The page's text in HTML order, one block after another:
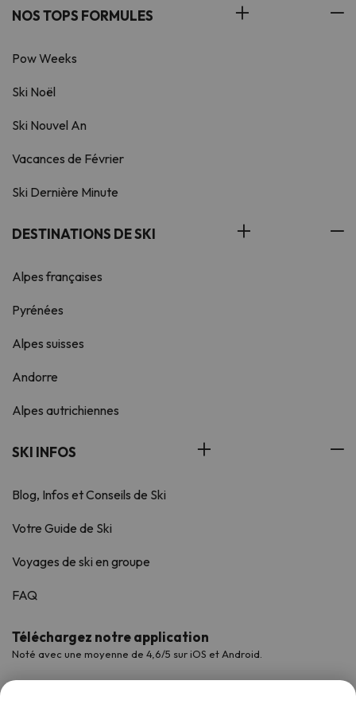
NOS TOPS FORMULES
Pow Weeks
Ski Noël
Ski Nouvel An
Vacances de Février
Ski Dernière Minute
DESTINATIONS DE SKI
Alpes françaises
Pyrénées
Alpes suisses
Andorre
Alpes autrichiennes
SKI INFOS
Blog, Infos et Conseils de Ski
Votre Guide de Ski
Voyages de ski en groupe
FAQ
Téléchargez notre application
Noté avec une moyenne de 4,6/5 sur iOS et Android.